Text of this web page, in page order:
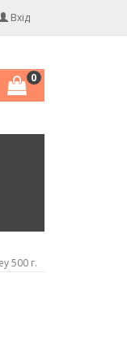
Вхід
0
500 г.